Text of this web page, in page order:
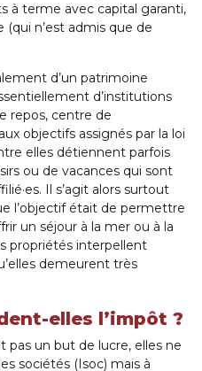
à terme avec capital garanti,
n’est admis que de
d’un patrimoine
d’institutions
repos, centre de
objectifs assignés par la loi
elles détiennent parfois
ou de vacances qui sont
Il s’agit alors surtout
l’objectif était de permettre
un séjour à la mer ou à la
propriétés interpellent
demeurent très
elles l’impôt ?
pas un but de lucre, elles ne
sociétés (Isoc) mais à